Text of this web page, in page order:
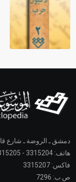
دمشق ـ الروضة ـ شارع
هاتف: 3315204 - 3315205
فاكس: 3315207
ص.ب: 7296